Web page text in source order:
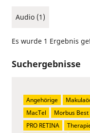
Audio (1)
Es wurde 1 Ergebnis
Suchergebnisse
Angehörige
MacTel
Morbus Best
PRO RETINA